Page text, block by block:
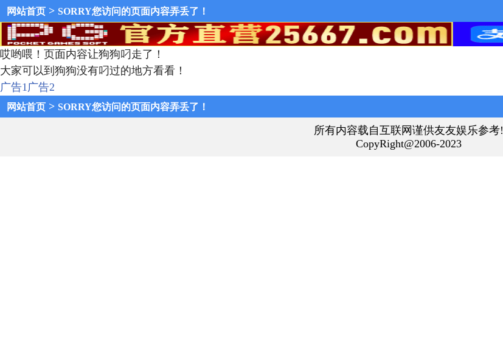
网站首页 > SORRY您访问的页面内容弄丢了！
哎哟喂！页面内容让狗狗叼走了！
大家可以到狗狗没有叼过的地方看看！
广告1广告2
网站首页 > SORRY您访问的页面内容弄丢了！
所有内容载自互联网谨供友友娱乐参考!
CopyRight@2006-2023